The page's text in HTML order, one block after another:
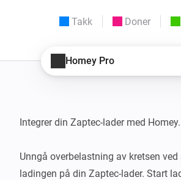
Takk Doner
Homey Pro
Integrer din Zaptec-lader med Homey.
Unngå overbelastning av kretsen ved
ladingen på din Zaptec-lader. Start